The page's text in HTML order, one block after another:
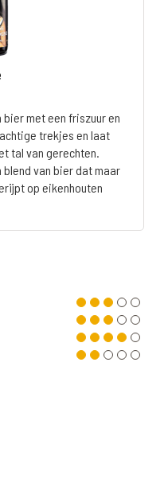
bier met een friszuur en
trekjes en laat
tal van gerechten.
blend van bier dat maar
op eikenhouten